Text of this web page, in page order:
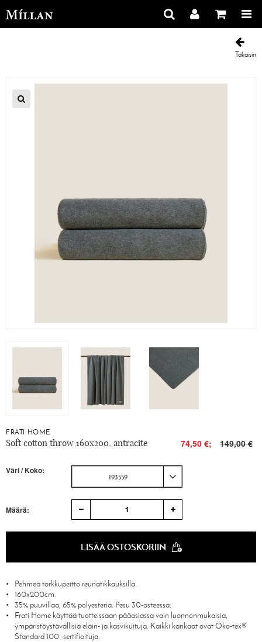
Takaisin
FRATI HOME
Soft cotton throw 160x200, antracite 74,50 €; 149,00 €
Väri / Koko:
193559
Määrä: 1
LISÄÄ OSTOSKORIIN
Pehmeä torkkupeitto reunatikkauksilla.
160x200cm.
35% puuvillaa, 65% polyesteriä. Pesu 30-asteessa.
Frati Home käyttää tuotteissaan pääasiassa vain luonnonmukaisia,
ympäristöystävällisiä eläin- ja kasvikuituja. Kaikki kankaat ovat Öko-tex®
Standard 100 -sertifioituja.